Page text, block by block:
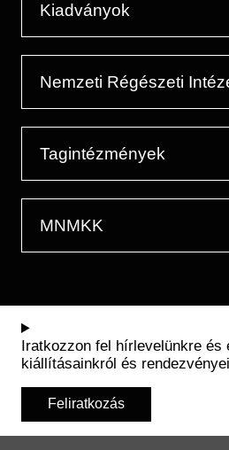
Kiadványok
Nemzeti Régészeti
Tagintézmények
MNMKK
Iratkozzon fel hírlevelünkre és
kiállításainkról és
Feliratkozás